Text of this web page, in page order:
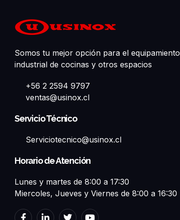
Somos tu mejor opción para el equipamiento
industrial de cocinas y otros espacios
+56 2 2594 9797
ventas@usinox.cl
Servicio Técnico
Serviciotecnico@usinox.cl
Horario de Atención
Lunes y martes de 8:00 a 17:30
Miercoles, Jueves y Viernes de 8:00 a 16:30
F
L
T
Y